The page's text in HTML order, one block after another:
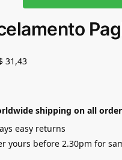
31,43
shipping on all
easy returns
yours before 2.30pm for